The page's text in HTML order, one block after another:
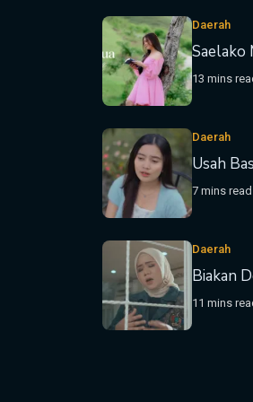
Daerah
Saelako
13 mins
Daerah
Usah
7 mins read
Daerah
Biakan
11 mins